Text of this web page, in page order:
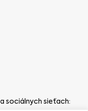
sociálnych sieťach: